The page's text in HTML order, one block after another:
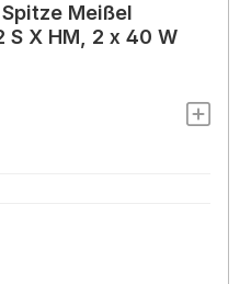
Meißel
S X HM, 2 x 40 W